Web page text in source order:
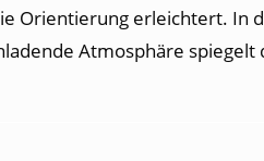
Orientierung erleichtert. In
Atmosphäre spiegelt